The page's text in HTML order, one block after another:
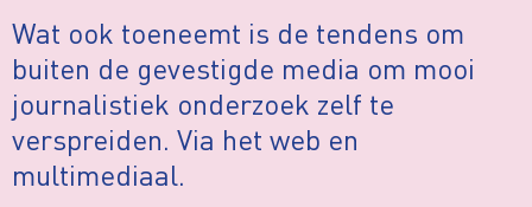
Wat ook toeneemt is de tendens om
buiten de gevestigde media om mooi
journalistiek onderzoek zelf te
verspreiden. Via het web en
multimediaal.